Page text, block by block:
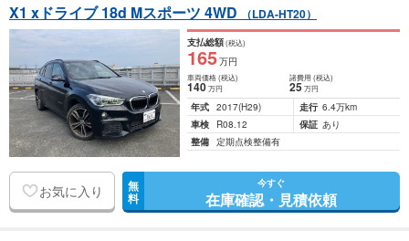
X1 xドライブ 18d Mスポーツ 4WD （LDA-HT20）
支払総額(税込)
165万円
車両価格(税込)
140万円
諸費用 (税込)
25 万円
年式 2017(H29) 走行 6.4万km
車検
R08.12 保証 あり
整備 定期点検整備有
お気に入り 無
料
今すぐ
在庫確認・見積依頼